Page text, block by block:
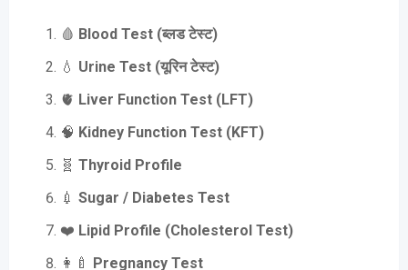
🩸 Blood Test (ब्लड टेस्ट)
💧 Urine Test (यूरिन टेस्ट)
🫀 Liver Function Test (LFT)
🧠 Kidney Function Test (KFT)
🧬 Thyroid Profile
💉 Sugar / Diabetes Test
❤️ Lipid Profile (Cholesterol Test)
👩‍🍼 Pregnancy Test